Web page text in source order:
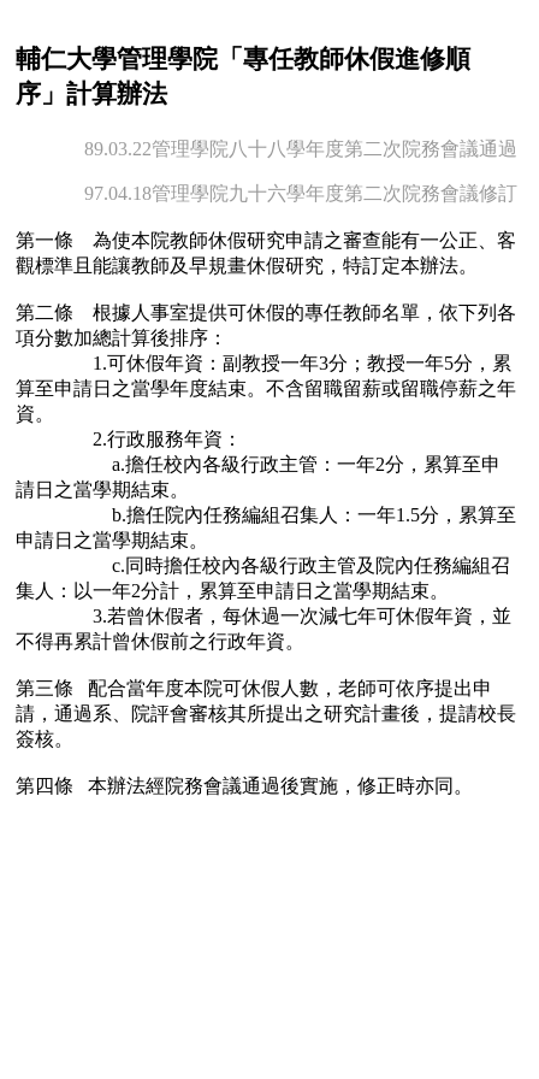
輔仁大學管理學院「專任教師休假進修順
序」計算辦法
89.03.22管理學院八十八學年度第二次院務會議通過
97.04.18管理學院九十六學年度第二次院務會議修訂
第一條 為使本院教師休假研究申請之審查能有一公正、客
觀標準且能讓教師及早規畫休假研究，特訂定本辦法。
第二條 根據人事室提供可休假的專任教師名單，依下列各
項分數加總計算後排序：
1.可休假年資：副教授一年3分；教授一年5分，累
算至申請日之當學年度結束。不含留職留薪或留職停薪之年
資。
2.行政服務年資：
a.擔任校內各級行政主管：一年2分，累算至申
請日之當學期結束。
b.擔任院內任務編組召集人：一年1.5分，累算至
申請日之當學期結束。
c.同時擔任校內各級行政主管及院內任務編組召
集人：以一年2分計，累算至申請日之當學期結束。
3.若曾休假者，每休過一次減七年可休假年資，並
不得再累計曾休假前之行政年資。
第三條 配合當年度本院可休假人數，老師可依序提出申
請，通過系、院評會審核其所提出之研究計畫後，提請校長
簽核。
第四條 本辦法經院務會議通過後實施，修正時亦同。